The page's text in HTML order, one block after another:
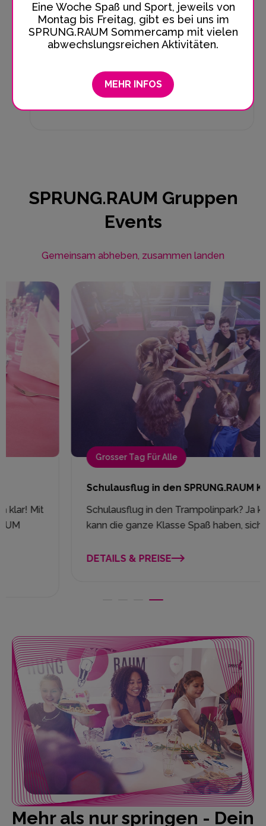
Eine Woche Spaß und Sport, jeweils von
Montag bis Freitag, gibt es bei uns im
SPRUNG.RAUM Sommercamp mit vielen
abwechslungsreichen Aktivitäten.
MEHR INFOS
Trampolinkurs BASIC.SPRUNG im
SPRUNG.RAUM Kiel
KURSDETAILS
SPRUNG.RAUM Gruppen
Events
Gemeinsam abheben, zusammen landen
Grosser Tag Für Alle
Schulausflug in den SPRUNG.RAUM Kiel
Schulausflug in den Trampolinpark? Ja klar! Hier
kann die ganze Klasse Spaß haben, sich...
DETAILS & PREISE
Mehr als nur springen - Dein